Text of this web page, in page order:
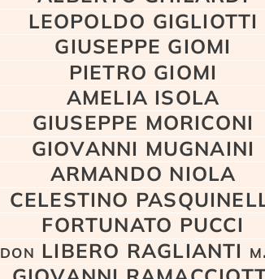
LEOPOLDO GIGLIOTTI
GIUSEPPE GIOMI
PIETRO GIOMI
AMELIA ISOLA
GIUSEPPE MORICONI
GIOVANNI MUGNAINI
ARMANDO NIOLA
CELESTINO
FORTUNATO PUCCI
don LIBERO RAGLIANTI